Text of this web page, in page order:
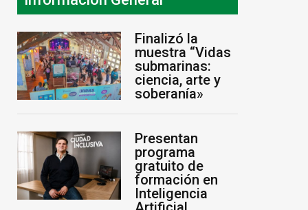
Finalizó la
muestra “Vidas
submarinas:
ciencia, arte y
soberanía»
Presentan
programa
gratuito de
formación en
Inteligencia